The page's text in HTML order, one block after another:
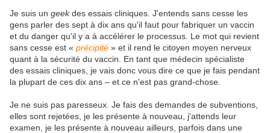
Je suis un geekdes essais cliniques. J'entends sans cesse les
gens parler des sept à dix ans qu'il faut pour fabriquer un vaccin
et du danger qu'il y a à accélérer le processus. Le mot qui revient
sans cesse est « précipité » et il rend le citoyen moyen nerveux
quant à la sécurité du vaccin. En tant que médecin spécialiste
des essais cliniques, je vais donc vous dire ce que je fais pendant
la plupart de ces dix ans – et ce n'est pas grand-chose.
Je ne suis pas paresseux. Je fais des demandes de subventions,
elles sont rejetées, je les présente à nouveau, j'attends leur
examen, je les présente à nouveau ailleurs, parfois dans une